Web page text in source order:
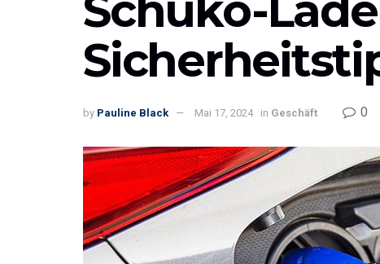
by Pauline Black Mai 17, 2024 in Geschäft 0